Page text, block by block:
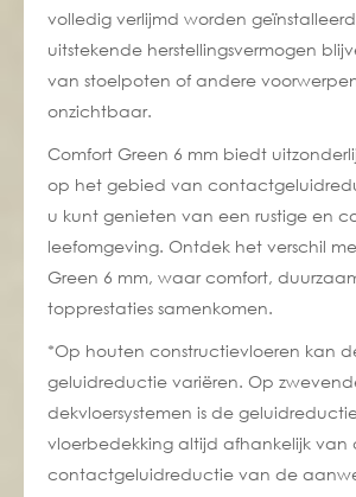
volledig verlijmd worden
uitstekende herstellingsvermogen
van stoelpoten of andere
onzichtbaar.
Comfort Green 6 mm biedt
op het gebied van
u kunt genieten van een rustige en
leefomgeving. Ontdek het verschil
Green 6 mm, waar comfort,
topprestaties samenkomen.
*Op houten constructievloeren kan
geluidreductie variëren. Op
dekvloersystemen is de
vloerbedekking altijd afhankelijk van
contactgeluidreductie van de